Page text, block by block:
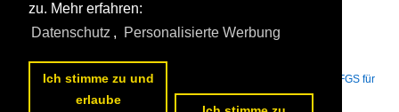
Jean-Claude Delagardelle
Flüsse und Seen / Europa / Rhein
Binnenschiffe / KFGS - Kabinen-FGS für
Kreuzfahrten / N
1174 1024x768 Px, 02.11.2012
zu. Mehr erfahren:
Datenschutz , Personalisierte Werbung
Ich stimme zu und
erlaube